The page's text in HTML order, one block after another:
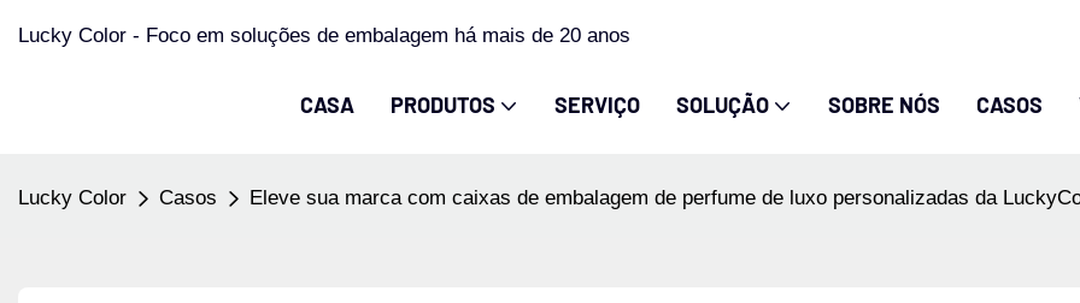
Lucky Color - Foco em soluções de embalagem há mais de 20 anos
CASA PRODUTOS SERVIÇO SOLUÇÃO SOBRE NÓS CASOS
Lucky Color Casos Eleve sua marca com caixas de embalagem de perfume de luxo personalizadas da